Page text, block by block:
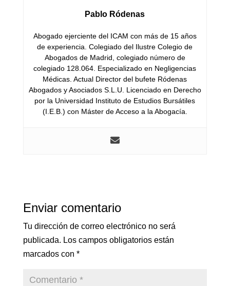
Pablo Ródenas
Abogado ejerciente del ICAM con más de 15 años
de experiencia. Colegiado del Ilustre Colegio de
Abogados de Madrid, colegiado número de
colegiado 128.064. Especializado en Negligencias
Médicas. Actual Director del bufete Ródenas
Abogados y Asociados S.L.U. Licenciado en Derecho
por la Universidad Instituto de Estudios Bursátiles
(I.E.B.) con Máster de Acceso a la Abogacía.
Enviar comentario
Tu dirección de correo electrónico no será
publicada. Los campos obligatorios están
marcados con *